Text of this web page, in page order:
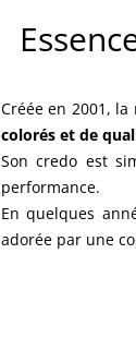
Créée en 2001, la
colorés et de
Son credo est
performance.
En quelques
adorée par une